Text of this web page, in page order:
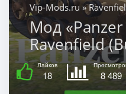
Vip-Mods.ru »
Мод «Panzer
Ravenfield
Лайков
18 8 489